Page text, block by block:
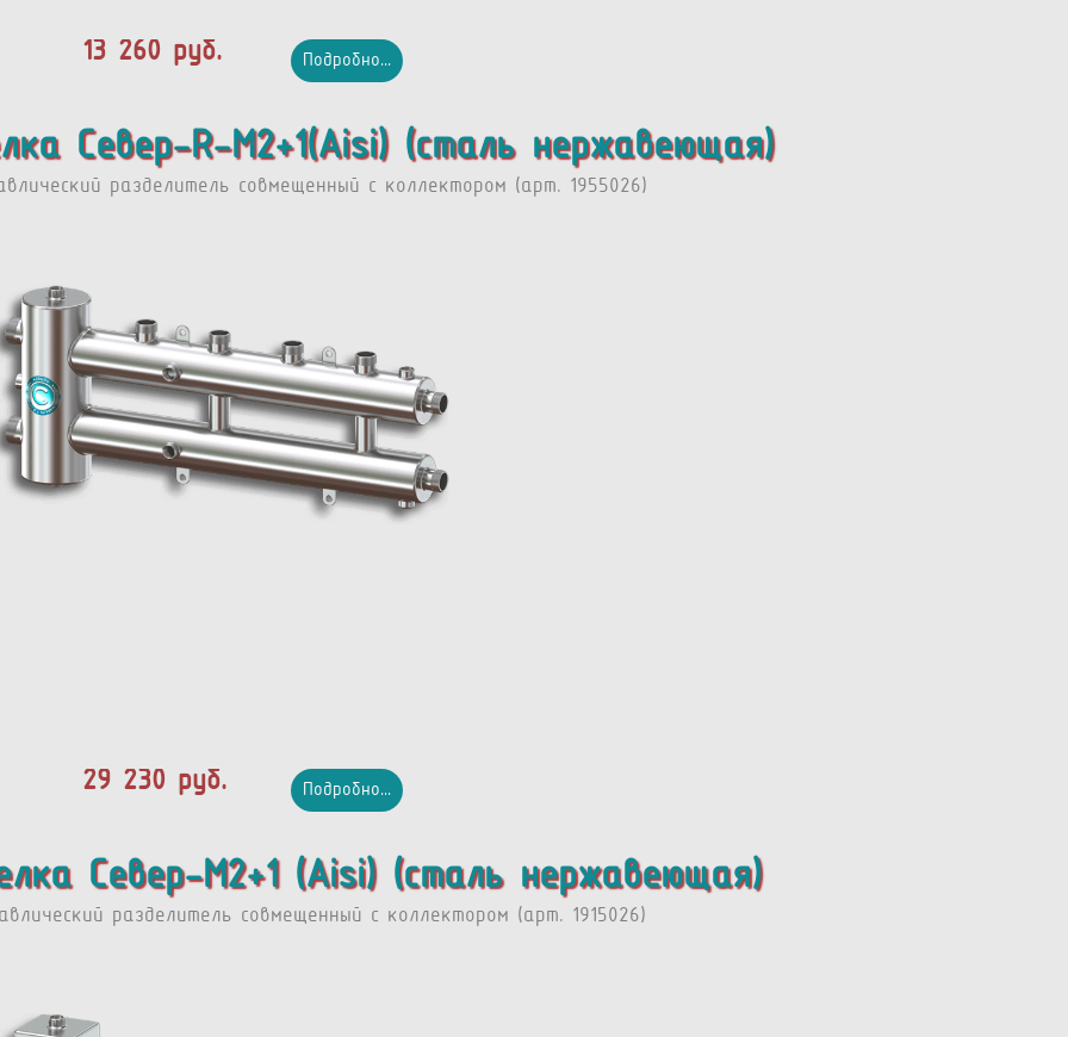
13 260 руб. Подробно...
Север-R-M2+1(Aisi) (сталь нержавеющая)
разделитель совмещенный с коллектором (арт. 1955026)
29 230 руб. Подробно...
Север-M2+1 (Aisi) (сталь нержавеющая)
разделитель совмещенный с коллектором (арт. 1915026)